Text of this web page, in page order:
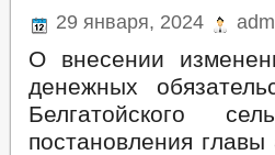
29 января, 2024
О внесении
денежных
Белгатойского
постановления